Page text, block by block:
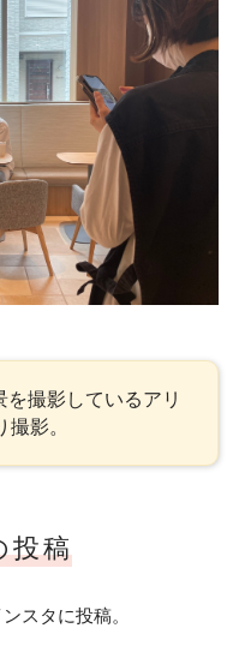
を撮影しているアリ
影。
稿
スタに投稿。